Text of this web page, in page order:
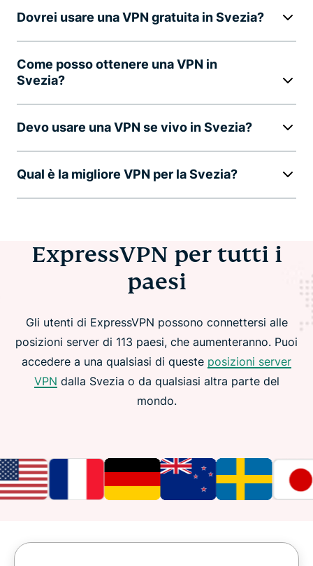
Dovrei usare una VPN gratuita in Svezia?
Come posso ottenere una VPN in
Svezia?
Devo usare una VPN se vivo in Svezia?
Qual è la migliore VPN per la Svezia?
ExpressVPN per tutti i
paesi
Gli utenti di ExpressVPN possono connettersi alle
posizioni server di 113 paesi, che aumenteranno. Puoi
accedere a una qualsiasi di queste posizioni server
VPN dalla Svezia o da qualsiasi altra parte del
mondo.